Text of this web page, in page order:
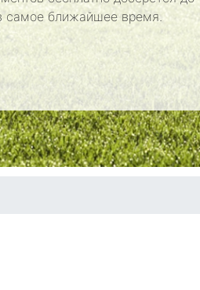
самое ближайшее время.